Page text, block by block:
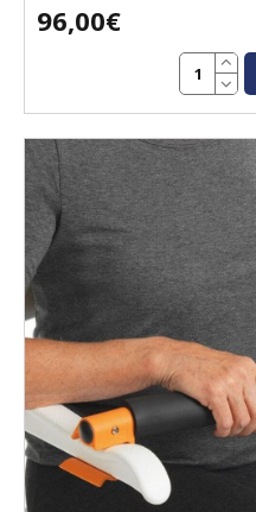
96,00€